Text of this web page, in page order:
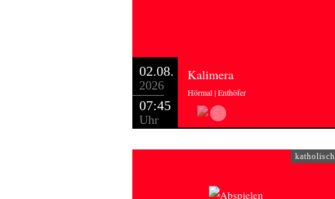
02.08.
2026
07:45
Uhr
Kalimera
Hörmal | Enthöfer
katholisch